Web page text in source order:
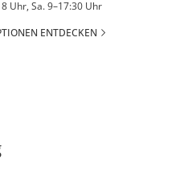
Uhr, Sa. 9–17:30 Uhr
ENTDECKEN